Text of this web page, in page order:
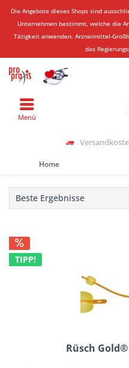
Die Angebote dieses Shops sind
Unternehmen bestimmt, welche die
Tätigkeit anwenden. Arzneimittel-
das
Menü
Home
TIPP!
Rüsch